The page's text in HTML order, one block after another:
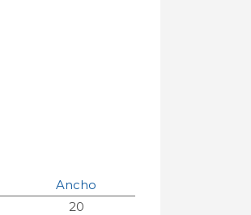
Ancho
20